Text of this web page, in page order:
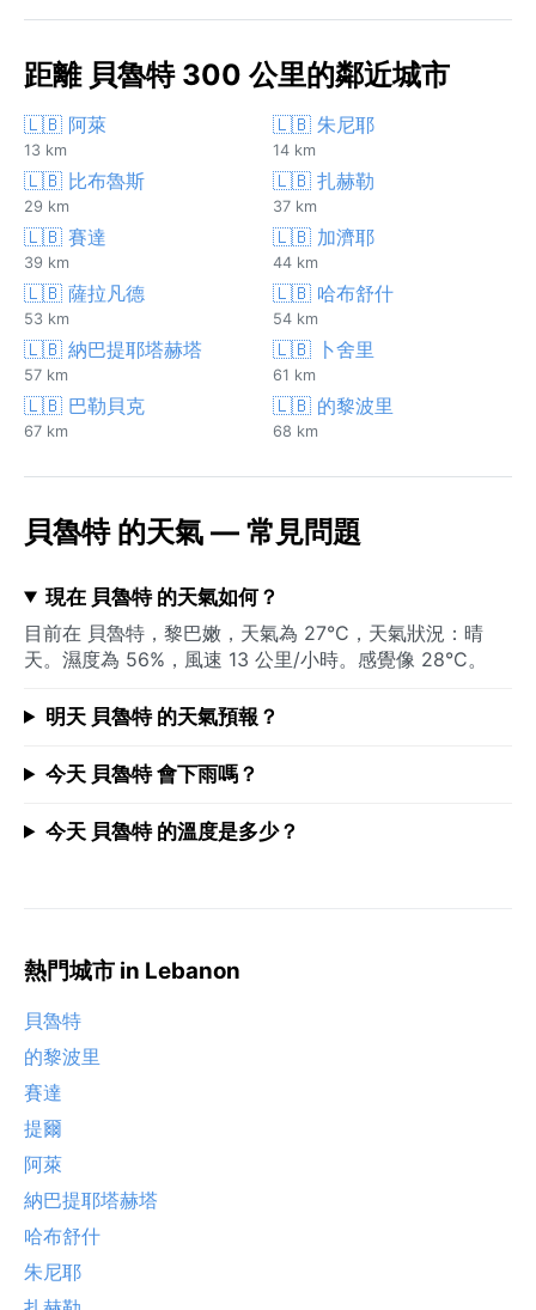
距離 貝魯特 300 公里的鄰近城市
🇱🇧 阿萊
13 km
🇱🇧 朱尼耶
14 km
🇱🇧 比布魯斯
29 km
🇱🇧 扎赫勒
37 km
🇱🇧 賽達
39 km
🇱🇧 加濟耶
44 km
🇱🇧 薩拉凡德
53 km
🇱🇧 哈布舒什
54 km
🇱🇧 納巴提耶塔赫塔
57 km
🇱🇧 卜舍里
61 km
🇱🇧 巴勒貝克
67 km
🇱🇧 的黎波里
68 km
貝魯特 的天氣 — 常見問題
現在 貝魯特 的天氣如何？
目前在 貝魯特，黎巴嫩，天氣為 27°C，天氣狀況：晴
天。濕度為 56%，風速 13 公里/小時。感覺像 28°C。
明天 貝魯特 的天氣預報？
今天 貝魯特 會下雨嗎？
今天 貝魯特 的溫度是多少？
熱門城市 in Lebanon
貝魯特
的黎波里
賽達
提爾
阿萊
納巴提耶塔赫塔
哈布舒什
朱尼耶